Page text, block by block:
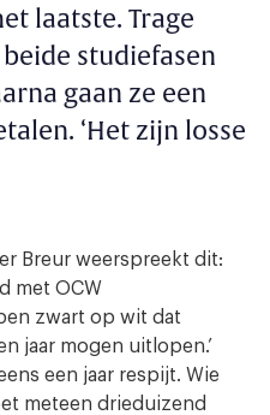
laatste. Trage
studiefasen
gaan ze een
‘Het zijn losse
Breur weerspreekt dit:
met OCW
zwart op wit dat
jaar mogen uitlopen.’
een jaar respijt. Wie
meteen drieduizend